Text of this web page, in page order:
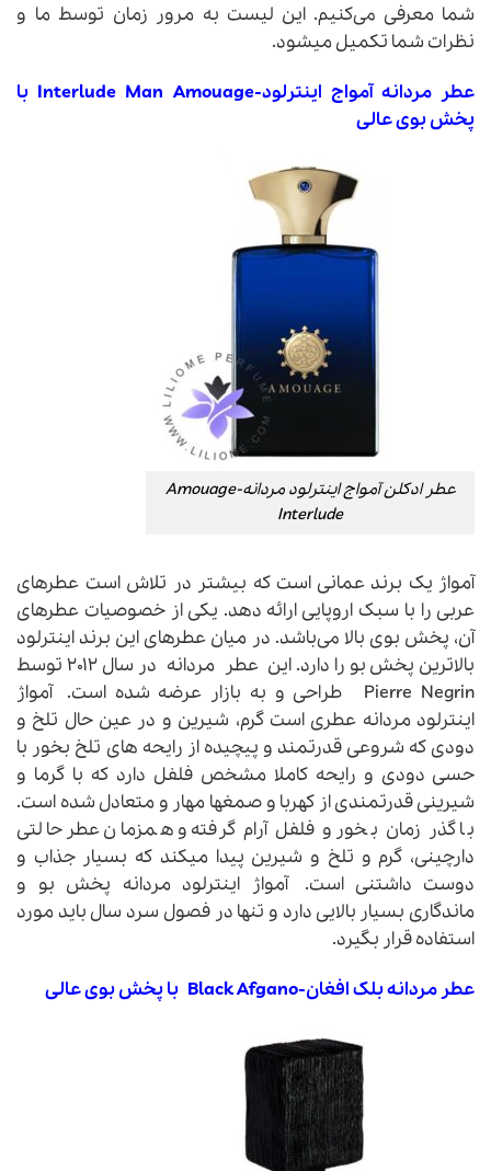
شما معرفی می‌کنیم. این لیست به مرور زمان توسط ما و
نظرات شما تکمیل میشود.
عطر مردانه آمواج اینترلود-Interlude Man Amouage با
پخش بوی عالی
عطر ادکلن آمواج اینترلود مردانه-Amouage
Interlude
آمواژ یک برند عمانی است که بیشتر در تلاش است عطرهای
عربی را با سبک اروپایی ارائه دهد. یکی از خصوصیات عطرهای
آن، پخش بوی بالا می‌باشد. در میان عطرهای این برند اینترلود
بالاترین پخش بو را دارد. این عطر مردانه در سال ۲۰۱۲ توسط
Pierre Negrin طراحی و به بازار عرضه شده است. آمواژ
اینترلود مردانه عطری است گرم، شیرین و در عین حال تلخ و
دودی که شروعی قدرتمند و پیچیده از رایحه های تلخ بخور با
حسی دودی و رایحه کاملا مشخص فلفل دارد که با گرما و
شیرینی قدرتمندی از کهربا و صمغها مهار و متعادل شده است.
با گذر زمان بخور و فلفل آرام گرفته و همزمان عطر حالتی
دارچینی، گرم و تلخ و شیرین پیدا میکند که بسیار جذاب و
دوست داشتنی است. آمواژ اینترلود مردانه پخش بو و
ماندگاری بسیار بالایی دارد و تنها در فصول سرد سال باید مورد
استفاده قرار بگیرد.
عطر مردانه بلک افغان-Black Afgano با پخش بوی عالی